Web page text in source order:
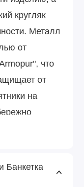
кругляк
Металл
от
что
от
на
покрытии
Банкетка